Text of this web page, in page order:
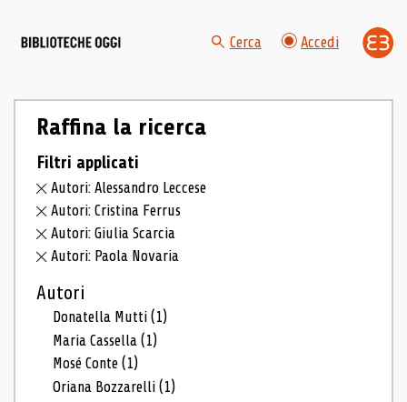
Cerca Accedi
Raffina la ricerca
Filtri applicati
Autori: Alessandro Leccese
Autori: Cristina Ferrus
Autori: Giulia Scarcia
Autori: Paola Novaria
Autori
Donatella Mutti(1)
Maria Cassella(1)
Mosé Conte(1)
Oriana Bozzarelli(1)